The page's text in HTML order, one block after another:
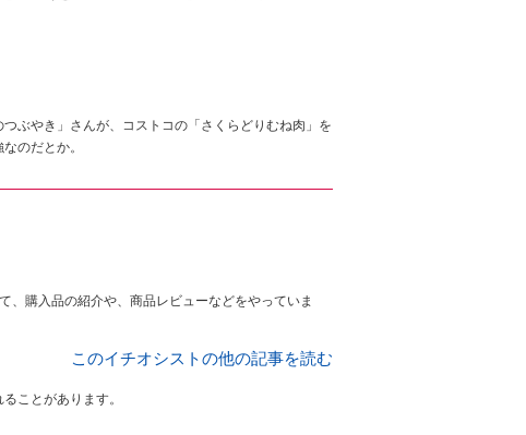
ぶやき」さんが、コストコの「さくらどりむね肉」を
のだとか。
このイチオシストの他の記事を読む
ことがあります。